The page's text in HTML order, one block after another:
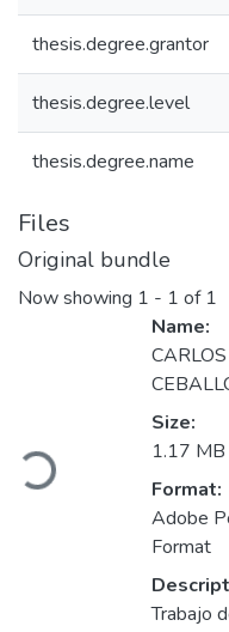
thesis.degree.grantor
thesis.degree.level
thesis.degree.name
Files
Original bundle
Now showing 1 - 1 of 1
Loading...
Name:
Size:
1.17 MB
Format:
Adobe
Format
Trabajo